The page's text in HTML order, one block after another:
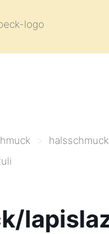
> halsschmuck